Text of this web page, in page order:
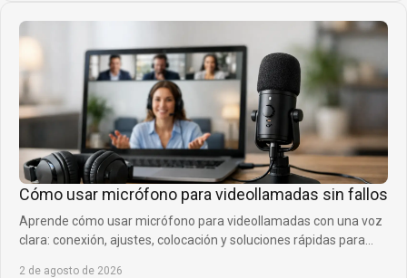
Cómo usar micrófono para videollamadas sin fallos
Aprende cómo usar micrófono para videollamadas con una voz
clara: conexión, ajustes, colocación y soluciones rápidas para
2 de agosto de 2026